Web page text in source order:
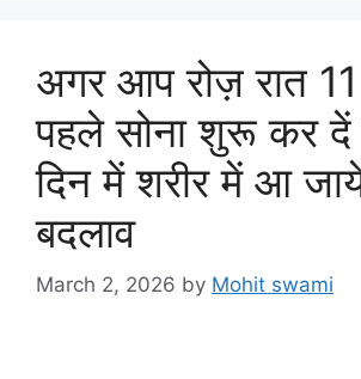
अगर आप रोज़ रात
पहले सोना शुरू कर दें
दिन में शरीर में आ
बदलाव
March 2, 2026 by Mohit swami